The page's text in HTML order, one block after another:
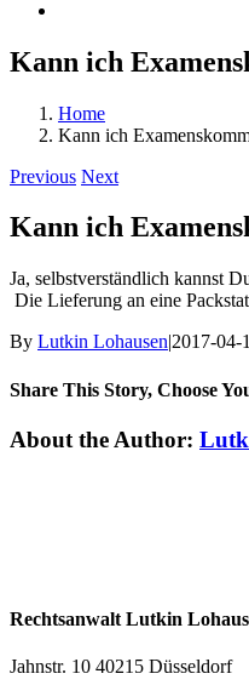
Kann ich
Home
Kann ich
Previous Next
Kann ich
Ja, selbstverständlich kannst
Die Lieferung an eine
By Lutkin Lohausen|2017-04-
Share This Story, Choose
Facebook
X
Email
About the Author:
Rechtsanwalt Lutkin
Jahnstr. 10 40215 Düsseldorf